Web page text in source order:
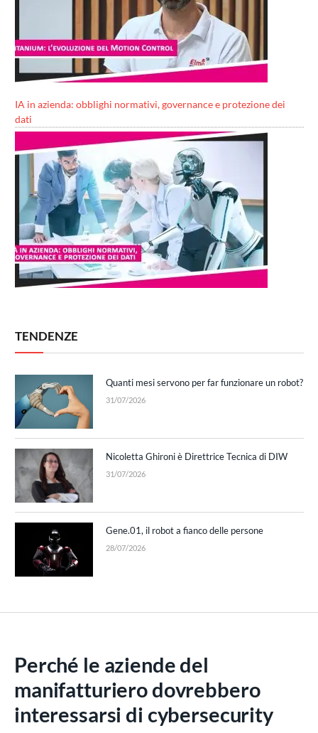
IA in azienda: obblighi normativi, governance e protezione dei
dati
TENDENZE
Quanti mesi servono per far funzionare un robot?
31/07/2026
Nicoletta Ghironi è Direttrice Tecnica di DIW
31/07/2026
Gene.01, il robot a fianco delle persone
28/07/2026
Perché le aziende del
manifatturiero dovrebbero
interessarsi di cybersecurity